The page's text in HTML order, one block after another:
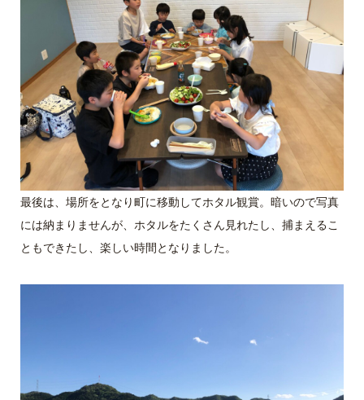
最後は、場所をとなり町に移動してホタル観賞。暗いので写真
には納まりませんが、ホタルをたくさん見れたし、捕まえるこ
ともできたし、楽しい時間となりました。